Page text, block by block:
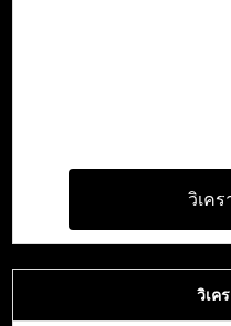
วิเค
วิเค